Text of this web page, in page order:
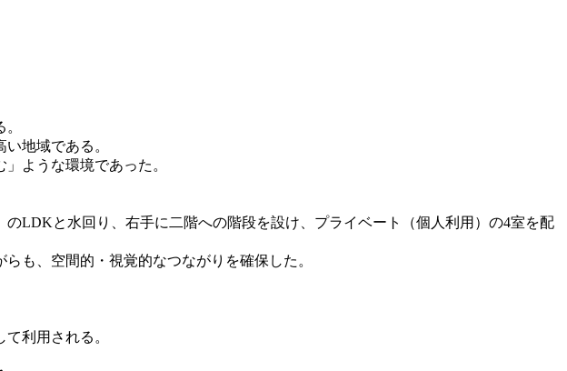
地域である。
ような環境であった。
LDKと水回り、右手に二階への階段を設け、プライベート（個人利用）の4室を配
も、空間的・視覚的なつながりを確保した。
利用される。